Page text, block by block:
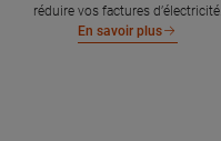
réduire vos factures d’électricité.
En savoir plus